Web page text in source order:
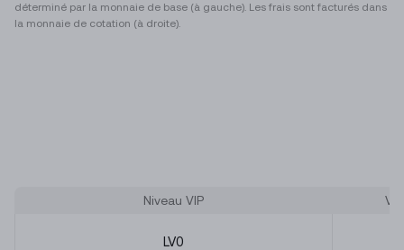
déterminé par la monnaie de base (à gauche). Les frais sont facturés dans
la monnaie de cotation (à droite).
Niveau VIP
LV0